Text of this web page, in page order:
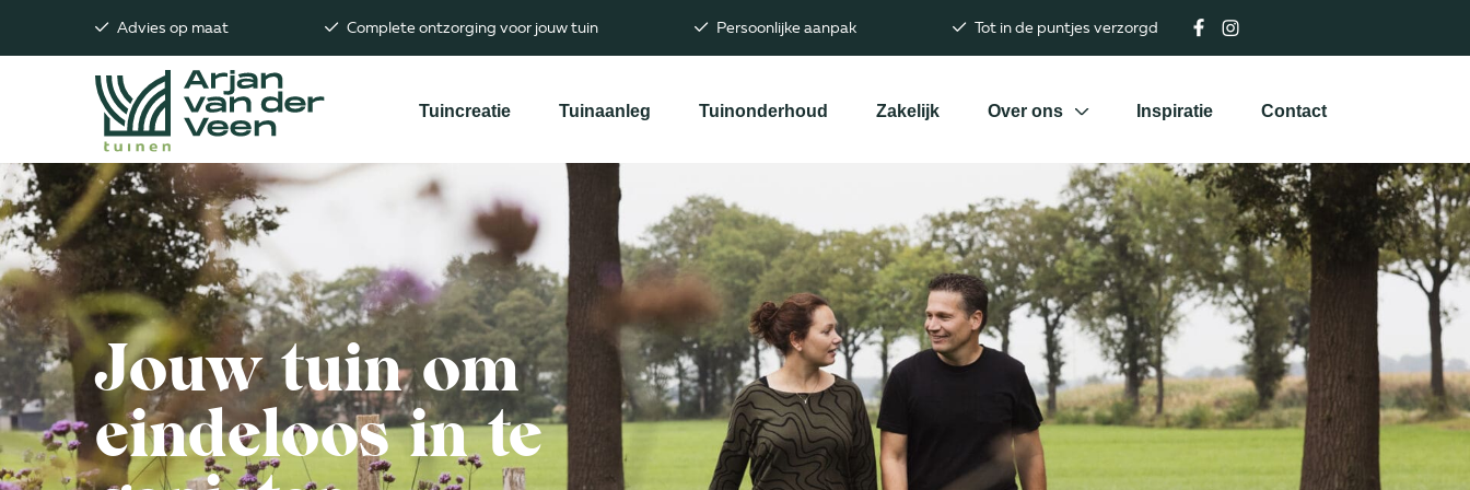
Naar hoofdinhoud
Advies op maat Complete ontzorging voor jouw tuin Persoonlijke aanpak Tot in de puntjes verzorgd
Tuincreatie Tuinaanleg Tuinonderhoud Zakelijk Over ons Inspiratie Contact
Jouw tuin om
eindeloos in te